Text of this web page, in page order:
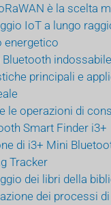
è la scelta
IoT a lungo
energetico
principali e
le operazioni di
Smart Finder i3+
di i3+ Mini
Tracker
dei libri della
dei processi